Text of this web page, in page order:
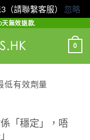
（請聯繫客服） 忽略
無效退款.
0
低有效劑量
「穩定」，唔